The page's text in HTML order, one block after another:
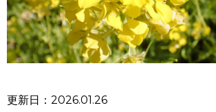
更新日：2026.01.26